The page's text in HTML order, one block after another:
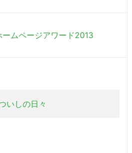
ムページアワード2013
いしの日々